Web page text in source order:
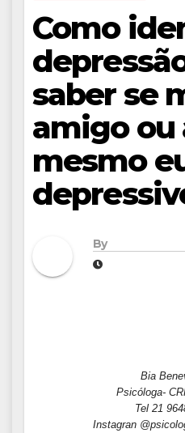
Como
saber se
amigo ou
mesmo
By
Bia
Psicóloga-
Tel 21
Instagran